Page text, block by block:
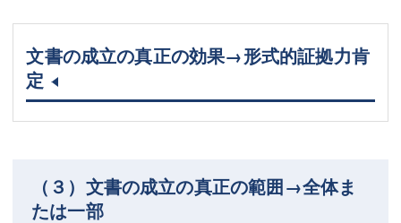
文書の成立の真正の効果→形式的証拠力肯
定
（３）文書の成立の真正の範囲→全体ま
たは一部